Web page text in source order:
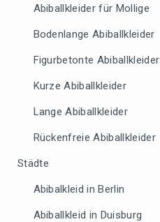
Abiballkleider für Mollige
Bodenlange Abiballkleider
Figurbetonte Abiballkleider
Kurze Abiballkleider
Lange Abiballkleider
Rückenfreie Abiballkleider
Städte
Abibalkleid in Berlin
Abiballkleid in Duisburg